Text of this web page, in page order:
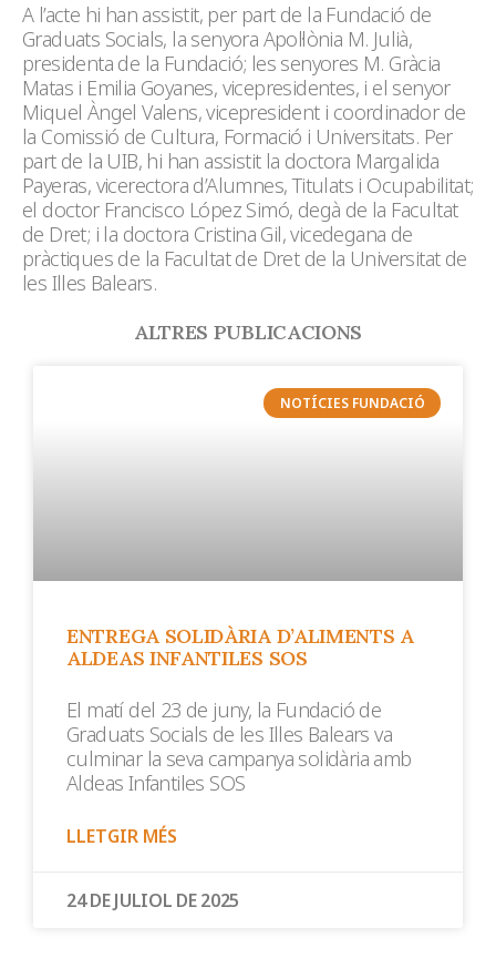
A l’acte hi han assistit, per part de la Fundació de
Graduats Socials, la senyora Apol·lònia M. Julià,
presidenta de la Fundació; les senyores M. Gràcia
Matas i Emilia Goyanes, vicepresidentes, i el senyor
Miquel Àngel Valens, vicepresident i coordinador de
la Comissió de Cultura, Formació i Universitats. Per
part de la UIB, hi han assistit la doctora Margalida
Payeras, vicerectora d’Alumnes, Titulats i Ocupabilitat;
el doctor Francisco López Simó, degà de la Facultat
de Dret; i la doctora Cristina Gil, vicedegana de
pràctiques de la Facultat de Dret de la Universitat de
les Illes Balears.
ALTRES PUBLICACIONS
NOTÍCIES FUNDACIÓ
ENTREGA SOLIDÀRIA D’ALIMENTS A
ALDEAS INFANTILES SOS
El matí del 23 de juny, la Fundació de
Graduats Socials de les Illes Balears va
culminar la seva campanya solidària amb
Aldeas Infantiles SOS
LLETGIR MÉS
24 DE JULIOL DE 2025